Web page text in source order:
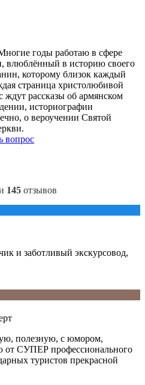
годы работаю в сфере
влюблённый в историю своего
которому близок каждый
страница христолюбивой
ждут рассказы об армянском
историографии
о вероучении Святой
вопрос
145 отзывов
и заботливый экскурсовод,
полезную, с юмором,
от СУПЕР профессионального
туристов прекрасной